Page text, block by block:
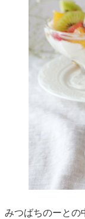
みつばちのーとの